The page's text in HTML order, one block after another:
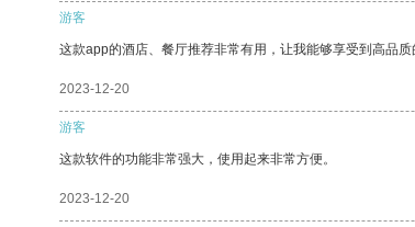
游客
这款app的酒店、餐厅推荐非常有用，让我能够享受到高品质
2023-12-20
游客
这款软件的功能非常强大，使用起来非常方便。
2023-12-20